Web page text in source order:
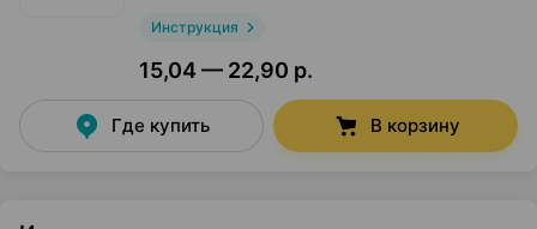
Инструкция
15,04 — 22,90 р.
Где купить В корзину